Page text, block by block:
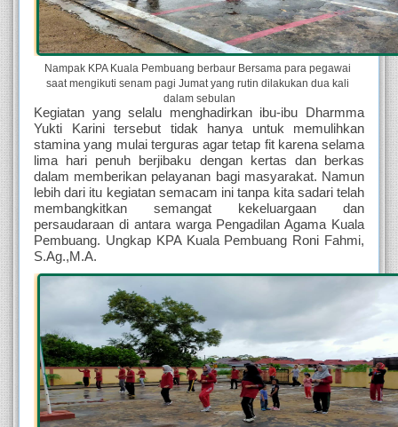
Nampak KPA Kuala Pembuang berbaur Bersama para pegawai
saat mengikuti senam pagi Jumat yang rutin dilakukan dua kali
dalam sebulan
Kegiatan yang selalu menghadirkan ibu-ibu Dharmma
Yukti Karini tersebut tidak hanya untuk memulihkan
stamina yang mulai terguras agar tetap fit karena selama
lima hari penuh berjibaku dengan kertas dan berkas
dalam memberikan pelayanan bagi masyarakat. Namun
lebih dari itu kegiatan semacam ini tanpa kita sadari telah
membangkitkan semangat kekeluargaan dan
persaudaraan di antara warga Pengadilan Agama Kuala
Pembuang. Ungkap KPA Kuala Pembuang Roni Fahmi,
S.Ag.,M.A.